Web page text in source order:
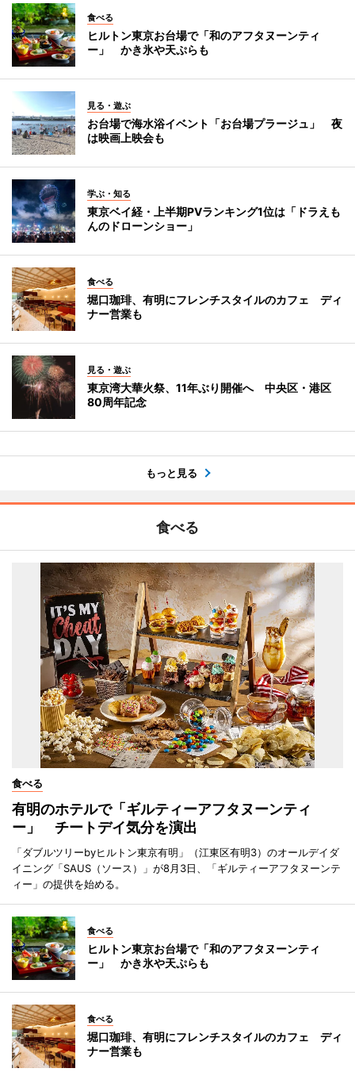
食べる
ヒルトン東京お台場で「和のアフタヌーンティ
ー」 かき氷や天ぷらも
見る・遊ぶ
お台場で海水浴イベント「お台場プラージュ」 夜
は映画上映会も
学ぶ・知る
東京ベイ経・上半期PVランキング1位は「ドラえも
んのドローンショー」
食べる
堀口珈琲、有明にフレンチスタイルのカフェ ディ
ナー営業も
見る・遊ぶ
東京湾大華火祭、11年ぶり開催へ 中央区・港区
80周年記念
もっと見る
食べる
食べる
有明のホテルで「ギルティーアフタヌーンティ
ー」 チートデイ気分を演出
「ダブルツリーbyヒルトン東京有明」（江東区有明3）のオールデイダ
イニング「SAUS（ソース）」が8月3日、「ギルティーアフタヌーンテ
ィー」の提供を始める。
食べる
ヒルトン東京お台場で「和のアフタヌーンティ
ー」 かき氷や天ぷらも
食べる
堀口珈琲、有明にフレンチスタイルのカフェ ディ
ナー営業も